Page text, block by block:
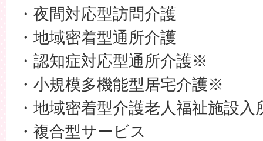
・夜間対応型訪問介護
・地域密着型通所介護
・認知症対応型通所介護※
・小規模多機能型居宅介護※
・地域密着型介護老人福祉施設入
・複合型サービス